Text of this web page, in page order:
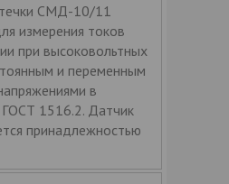
СМД-10/11
измерения токов
при высоковольтных
и переменным
в
ГОСТ 1516.2. Датчик
принадлежностью